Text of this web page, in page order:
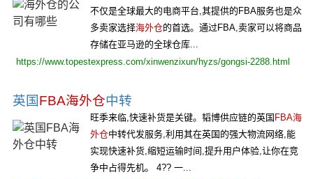
不仅是全球最大的电商平台,其提供的FBA服务也是众
多卖家选择海外仓的首选。通过FBA,卖家可以将商品
存储在亚马逊的全球仓库...
https://www.topestexpress.com/xinwenzixun/hyzs/gongsi-2288.html
英国FBA海外仓中转
旺季来临,快速补货是关键。韬博供应链的英国 FBA海
外仓中转代发服务,利用其在英国的强大物流网络,能
实现快速补货,缩短运输时间,提升用户体验,让你在竞
争中占得先机。 4?? 一...